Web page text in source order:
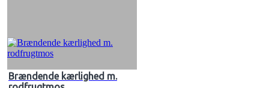
Brændende kærlighed m.